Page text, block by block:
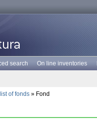
search On line inventories
of fonds » Fond